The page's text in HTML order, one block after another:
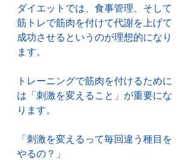
ダイエットでは、食事管理、そして
筋トレで筋肉を付けて代謝を上げて
成功させるというのが理想的になり
ます。
トレーニングで筋肉を付けるために
は「刺激を変えること」が重要にな
ります。
「刺激を変えるって毎回違う種目を
やるの？」